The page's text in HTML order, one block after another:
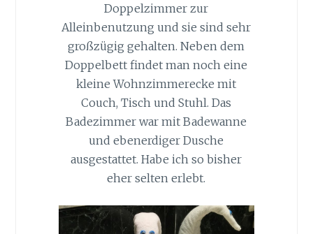
Doppelzimmer zur
Alleinbenutzung und sie sind sehr
großzügig gehalten. Neben dem
Doppelbett findet man noch eine
kleine Wohnzimmerecke mit
Couch, Tisch und Stuhl. Das
Badezimmer war mit Badewanne
und ebenerdiger Dusche
ausgestattet. Habe ich so bisher
eher selten erlebt.